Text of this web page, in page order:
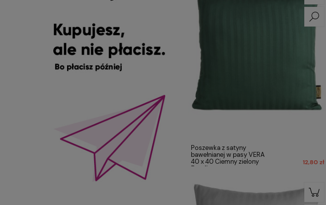
Poszewka z satyny
bawełnianej w pasy VERA
40 x 40 Ciemny zielony
Eurofirany
12,80 zł